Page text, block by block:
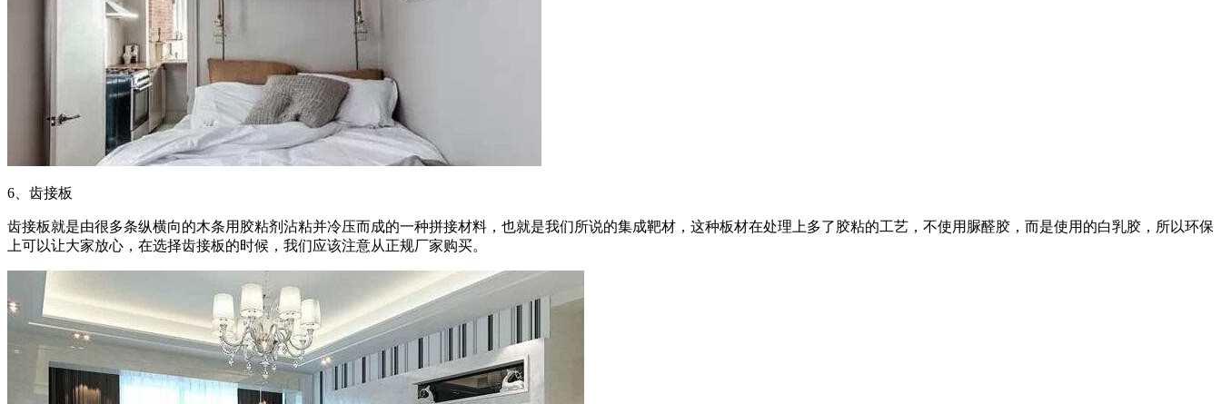
6、齿接板
齿接板就是由很多条纵横向的木条用胶粘剂沾粘并冷压而成的一种拼接材料，也就是我们所说的集成靶材，这种板材在处理上多了胶粘的工艺，不使用脲醛胶，而是使用的白乳胶，所以环保
上可以让大家放心，在选择齿接板的时候，我们应该注意从正规厂家购买。